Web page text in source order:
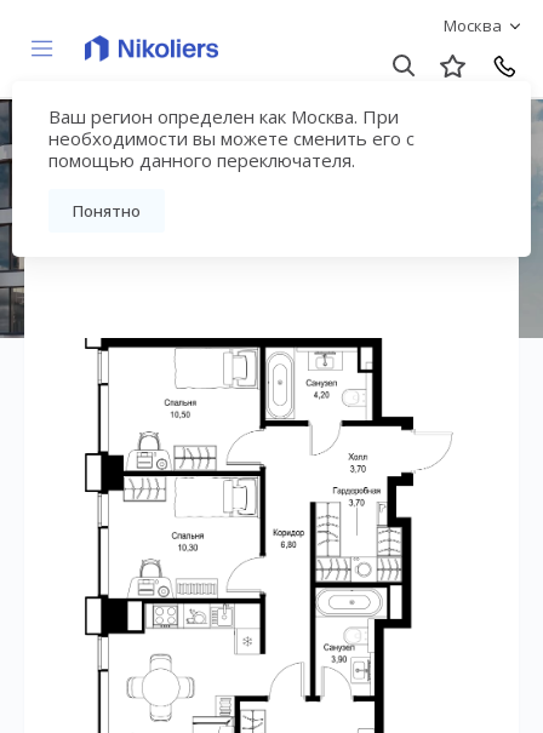
Москва
Ваш регион определен как Москва. При
необходимости вы можете сменить его с
помощью данного переключателя.
Понятно
ЖК «СИТИДЗЕН»
Вернуться на страницу жилого комплекса